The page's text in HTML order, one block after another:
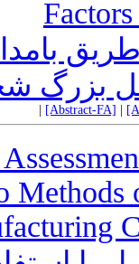
بزرگ
[Abstract-FA]